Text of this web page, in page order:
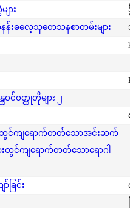
ား
နန်းဓလေ့သုတေသနစာတမ်းများ
င်ဝတ္ထုတိုများ ၂
တွင်ကျရောက်တတ်သောအင်းဆက်
ျားတွင်ကျရောက်တတ်သောရောဂါ
ခြင်း